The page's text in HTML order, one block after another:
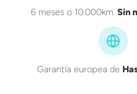
6 meses o 10.000km. Sin
Garantía europea de